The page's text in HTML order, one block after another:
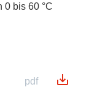
0 bis 60 °C
pdf